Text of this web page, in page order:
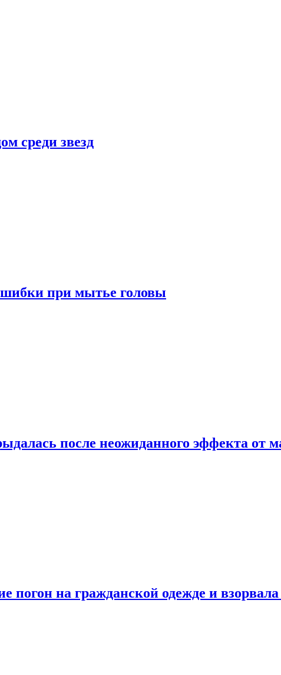
среди звезд
при мытье головы
после неожиданного эффекта от
погон на гражданской одежде и взорвала